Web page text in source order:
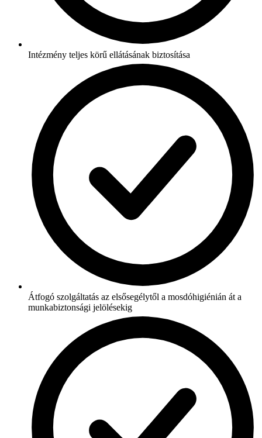
Intézmény teljes körű ellátásának biztosítása
Átfogó szolgáltatás az elsősegélytől a mosdóhigiénián át a
munkabiztonsági jelölésekig